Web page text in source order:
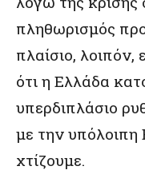
πληθωρισμός
πλαίσιο, λοιπόν,
ότι η Ελλάδα
υπερδιπλάσιο
με την
χτίζουμε.